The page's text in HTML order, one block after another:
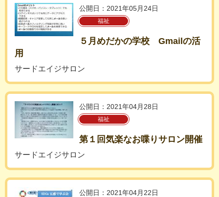
公開日：2021年05月24日
福祉
５月めだかの学校 Gmailの活
用
サードエイジサロン
公開日：2021年04月28日
福祉
第１回気楽なお喋りサロン開催
サードエイジサロン
公開日：2021年04月22日